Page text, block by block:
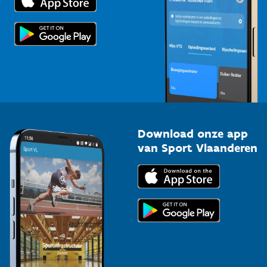
Topsporters
Download onze app
van Sport Vlaanderen